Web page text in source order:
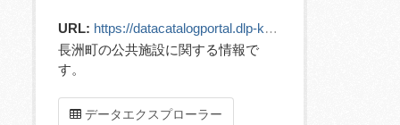
URL: https://datacatalogportal.dlp-kumamoto.jp/ckan/dataset/59cc126b-9e34-4e78-924b-a2eb81987cdb/resource/50e1fb10-1cce-482e-aa23-dac61ca95955/download/03__.xlsx
長洲町の公共施設に関する情報で
す。
データエクスプローラー